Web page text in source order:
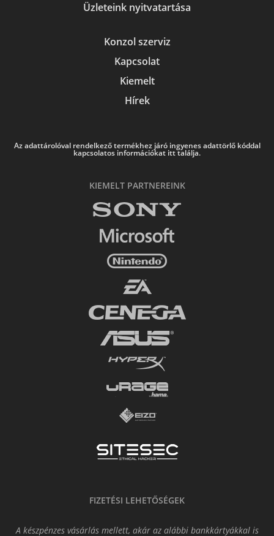
Üzleteink nyitvatartása
Konzol szerviz
Kapcsolat
Kiemelt
Hírek
Az adattárolóval rendelkező termékhez járó ingyenes adattörlő kóddal
kapcsolatos információkat itt találja.
KIEMELT PARTNEREINK
FIZETÉSI LEHETŐSÉGEK
A készpénzes vásárlás mellett, akár az alábbi bankkártyákkal is